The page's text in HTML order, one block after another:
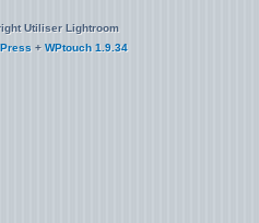
Utiliser Lightroom
+ WPtouch 1.9.34